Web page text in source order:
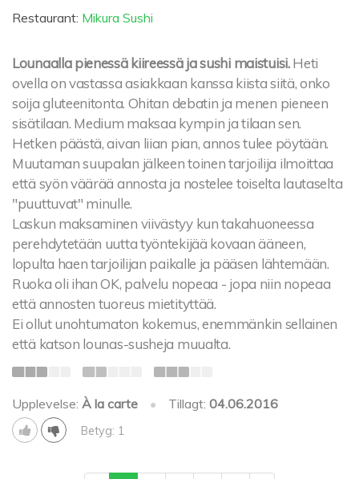
Restaurant: Mikura Sushi
Lounaalla pienessä kiireessä ja sushi maistuisi. Heti
ovella on vastassa asiakkaan kanssa kiista siitä, onko
soija gluteenitonta. Ohitan debatin ja menen pieneen
sisätilaan. Medium maksaa kympin ja tilaan sen.
Hetken päästä, aivan liian pian, annos tulee pöytään.
Muutaman suupalan jälkeen toinen tarjoilija ilmoittaa
että syön väärää annosta ja nostelee toiselta lautaselta
"puuttuvat" minulle.
Laskun maksaminen viivästyy kun takahuoneessa
perehdytetään uutta työntekijää kovaan ääneen,
lopulta haen tarjoilijan paikalle ja pääsen lähtemään.
Ruoka oli ihan OK, palvelu nopeaa - jopa niin nopeaa
että annosten tuoreus mietityttää.
Ei ollut unohtumaton kokemus, enemmänkin sellainen
että katson lounas-susheja muualta.
Upplevelse: À la carte • Tillagt:04.06.2016
Betyg: 1